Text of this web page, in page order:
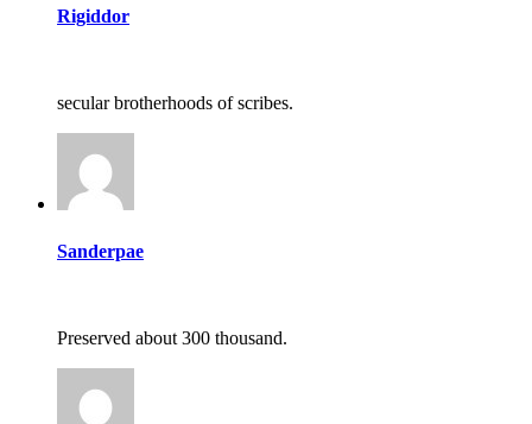
Rigiddor
secular brotherhoods of scribes.
Sanderpae
Preserved about 300 thousand.